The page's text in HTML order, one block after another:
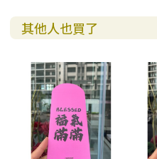
其他人也買了